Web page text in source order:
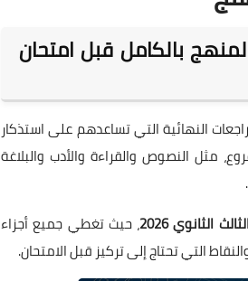
بالكامل قبل امتحان
النهائية التي تساعدهم على استذكار
مثل النصوص والقراءة والأدب والبلاغة
الثانوي 2026
، حيث تغطي جميع أجزاء
التي تحتاج إلى تركيز قبل الامتحان.